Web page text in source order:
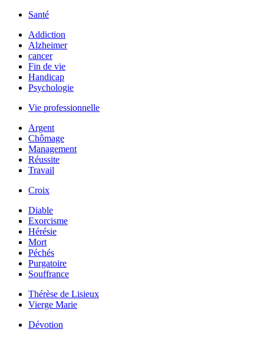
Santé
Addiction
Alzheimer
cancer
Fin de vie
Handicap
Psychologie
Vie professionnelle
Argent
Chômage
Management
Réussite
Travail
Croix
Diable
Exorcisme
Hérésie
Mort
Péchés
Purgatoire
Souffrance
Thérèse de Lisieux
Vierge Marie
Dévotion